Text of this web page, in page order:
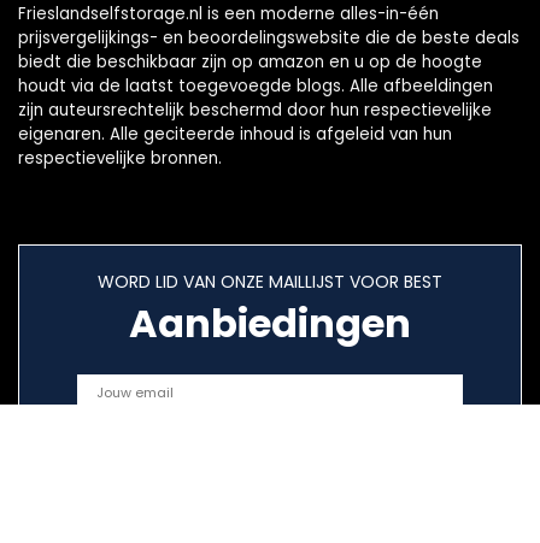
Frieslandselfstorage.nl is een moderne alles-in-één
prijsvergelijkings- en beoordelingswebsite die de beste deals
biedt die beschikbaar zijn op amazon en u op de hoogte
houdt via de laatst toegevoegde blogs. Alle afbeeldingen
zijn auteursrechtelijk beschermd door hun respectievelijke
eigenaren. Alle geciteerde inhoud is afgeleid van hun
respectievelijke bronnen.
WORD LID VAN ONZE MAILLIJST VOOR BEST
Aanbiedingen